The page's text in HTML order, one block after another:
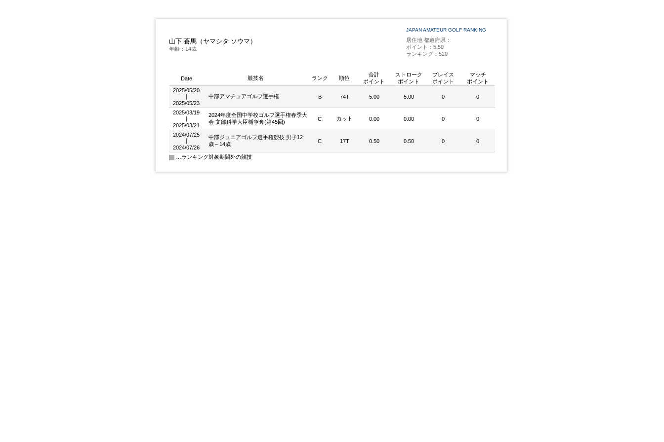
JAPAN AMATEUR GOLF RANKING
山下 蒼馬（ヤマシタ ソウマ）
年齢：14歳
居住地 都道府県：
ポイント：5.50
ランキング：520
Date 競技名 ランク 順位
合計
ポイント
ストローク
ポイント
プレイス
ポイント
マッチ
ポイント
2025/05/20
｜
2025/05/23
中部アマチュアゴルフ選手権 B 74T 5.00 5.00 0 0
2025/03/19
｜
2025/03/21
2024年度全国中学校ゴルフ選手権春季大
会 文部科学大臣楯争奪(第45回)
C カット 0.00 0.00 0 0
2024/07/25
｜
2024/07/26
中部ジュニアゴルフ選手権競技 男子12
歳～14歳
C 17T 0.50 0.50 0 0
…ランキング対象期間外の競技